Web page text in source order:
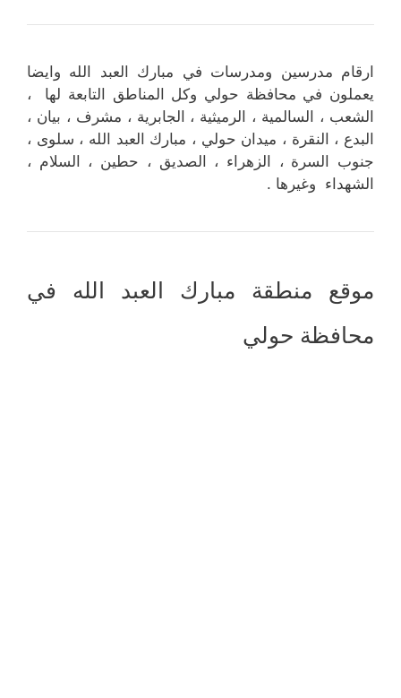
ارقام مدرسين ومدرسات في مبارك العبد الله وايضا
يعملون في محافظة حولي وكل المناطق التابعة لها ،
الشعب ، السالمية ، الرميثية ، الجابرية ، مشرف ، بيان ،
البدع ، النقرة ، ميدان حولي ، مبارك العبد الله ، سلوى ،
جنوب السرة ، الزهراء ، الصديق ، حطين ، السلام ،
الشهداء وغيرها .
موقع منطقة مبارك العبد الله في
محافظة حولي